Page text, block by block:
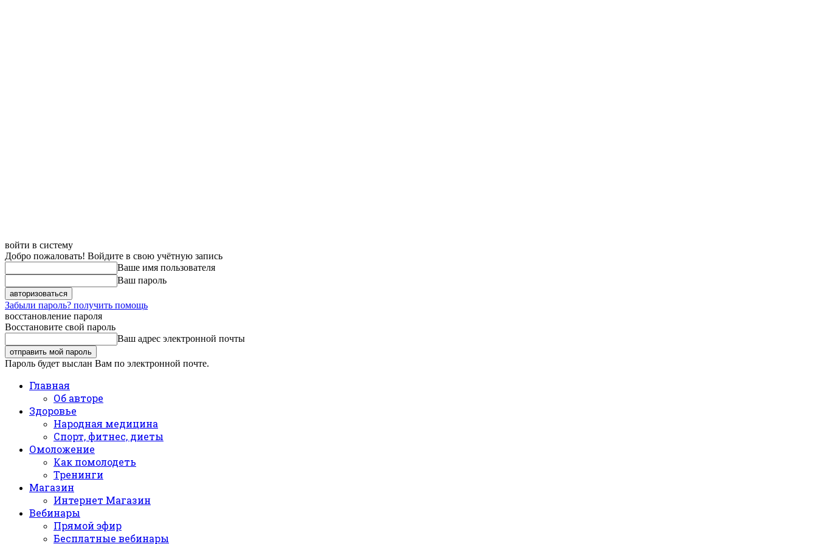
войти в систему
Добро пожаловать! Войдите в свою учётную запись
Ваше имя пользователя
Ваш пароль
Забыли пароль? получить помощь
восстановление пароля
Восстановите свой пароль
Ваш адрес электронной почты
Пароль будет выслан Вам по электронной почте.
Главная
Об авторе
Здоровье
Народная медицина
Спорт, фитнес, диеты
Омоложение
Как помолодеть
Тренинги
Магазин
Интернет Магазин
Вебинары
Прямой эфир
Бесплатные вебинары